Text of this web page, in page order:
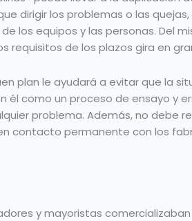
dirigir los problemas o las
los equipos y las personas. Del
de los plazos gira en
plan le ayudará a evitar que la
como un proceso de ensayo y
problema. Además, no debe
contacto permanente con los
y mayoristas comercializaban